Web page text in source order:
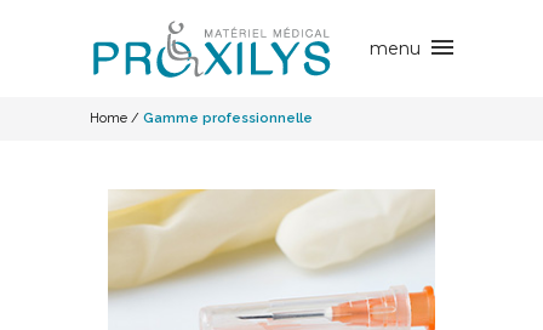
Home / Gamme professionnelle